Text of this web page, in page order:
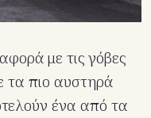
με τις γόβες
τα πιο αυστηρά
ένα από τα